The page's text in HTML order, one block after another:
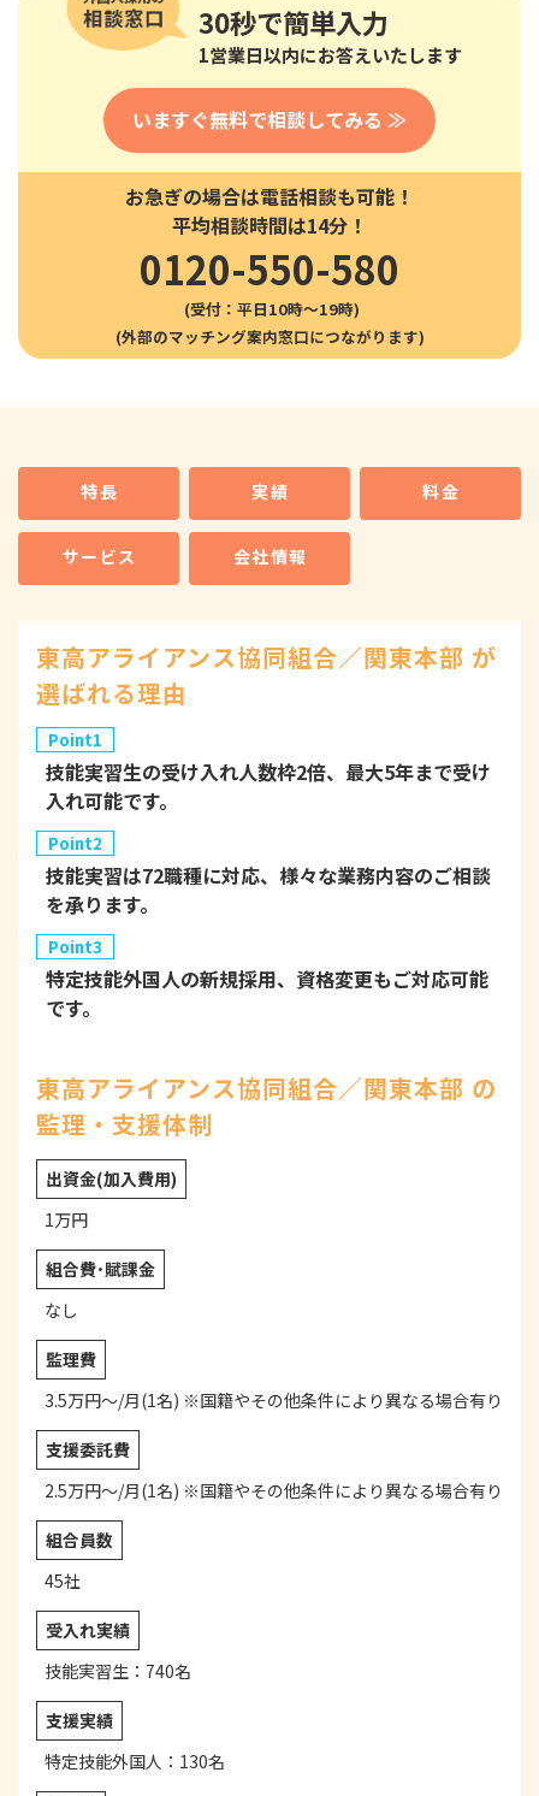
30秒で簡単入力
1営業日以内にお答えいたします
いますぐ無料で相談してみる ≫
お急ぎの場合は電話相談も可能！
平均相談時間は14分！
0120-550-580
(受付：平日10時〜19時)
特長 実績 料金
サービス 会社情報
東高アライアンス協同組合／関東本部 が
選ばれる理由
Point1
技能実習生の受け入れ人数枠2倍、最大5年まで受け
入れ可能です。
Point2
技能実習は72職種に対応、様々な業務内容のご相談
を承ります。
Point3
特定技能外国人の新規採用、資格変更もご対応可能
です。
東高アライアンス協同組合／関東本部 の
監理・支援体制
出資金(加入費用)
1万円
組合費･賦課金
なし
監理費
3.5万円～/月(1名) ※国籍やその他条件により異なる場合有り
支援委託費
2.5万円～/月(1名) ※国籍やその他条件により異なる場合有り
組合員数
45社
受入れ実績
技能実習生：740名
支援実績
特定技能外国人：130名